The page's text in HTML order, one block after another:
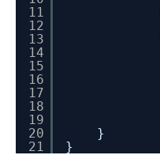
11
12
13
14
15
16
17
18
19
20
21
}
}